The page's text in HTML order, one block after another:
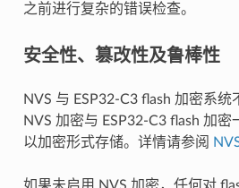
之前进行复杂的错误检查。
安全性、篡改性及鲁棒性
NVS 与 ESP32-C3 flash 加密系
NVS 加密与 ESP32-C3 flash 加密
以加密形式存储。详情请参阅